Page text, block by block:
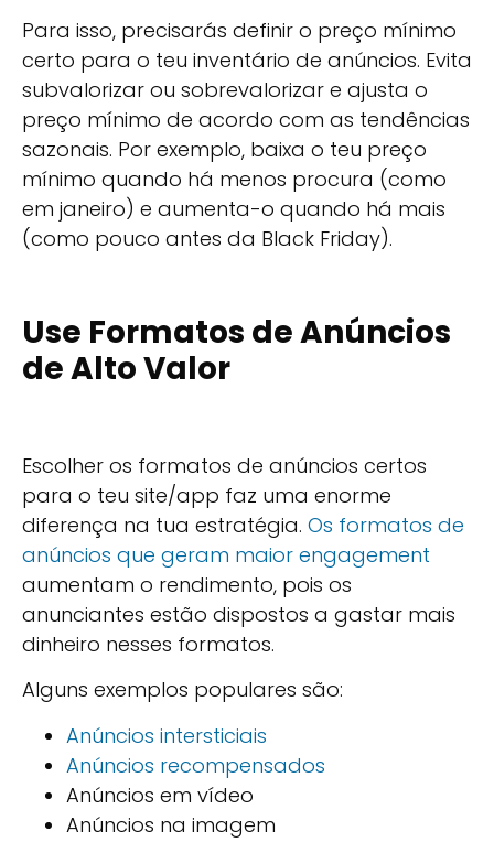
Para isso, precisarás definir o preço mínimo
certo para o teu inventário de anúncios. Evita
subvalorizar ou sobrevalorizar e ajusta o
preço mínimo de acordo com as tendências
sazonais. Por exemplo, baixa o teu preço
mínimo quando há menos procura (como
em janeiro) e aumenta-o quando há mais
(como pouco antes da Black Friday).
Use Formatos de Anúncios
de Alto Valor
Escolher os formatos de anúncios certos
para o teu site/app faz uma enorme
diferença na tua estratégia. Os formatos de
anúncios que geram maior engagement
aumentam o rendimento, pois os
anunciantes estão dispostos a gastar mais
dinheiro nesses formatos.
Alguns exemplos populares são:
Anúncios intersticiais
Anúncios recompensados
Anúncios em vídeo
Anúncios na imagem